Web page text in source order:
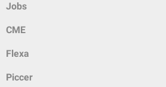
Jobs
CME
Flexa
Piccer